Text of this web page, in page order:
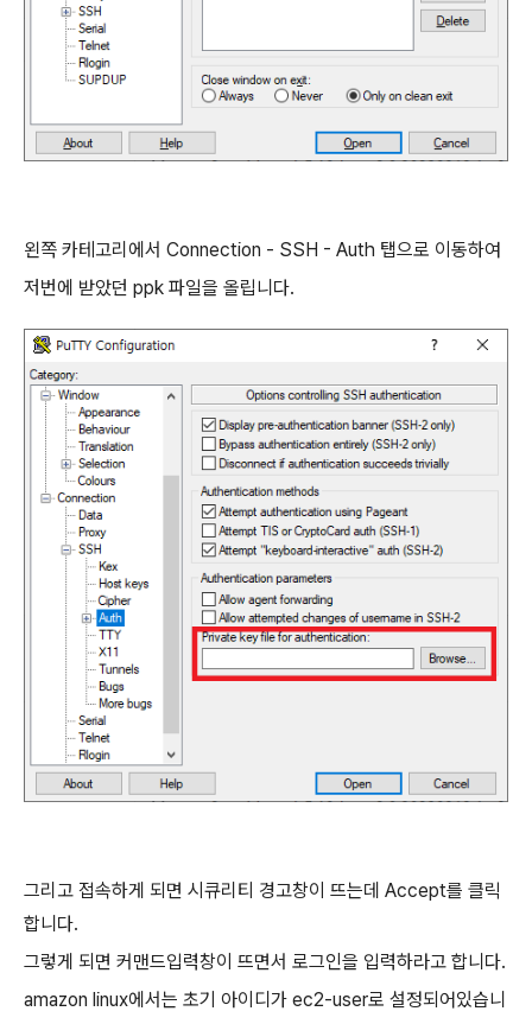
왼쪽 카테고리에서 Connection - SSH - Auth 탭으로 이동하여
저번에 받았던 ppk 파일을 올립니다.
그리고 접속하게 되면 시큐리티 경고창이 뜨는데 Accept를 클릭
합니다.
그렇게 되면 커맨드입력창이 뜨면서 로그인을 입력하라고 합니다.
amazon linux에서는 초기 아이디가 ec2-user로 설정되어있습니